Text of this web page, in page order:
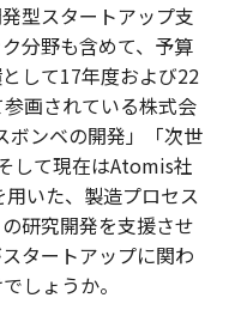
型スタートアップ支
分野も含めて、予算
して17年度および22
画されている株式会
ンベの開発」「次世
して現在はAtomis社
いた、製造プロセス
研究開発を支援させ
タートアップに関わ
しょうか。